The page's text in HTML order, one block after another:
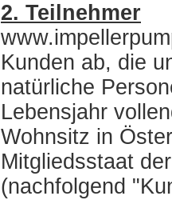
2. Teilnehmer
Kunden ab, die
natürliche
Lebensjahr
Wohnsitz in
Mitgliedsstaat
(nachfolgend